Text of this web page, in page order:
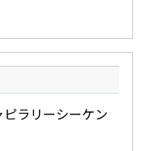
ラリーシーケン